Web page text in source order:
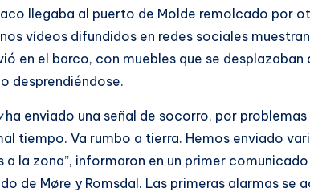
llegaba al puerto de Molde remolcado por
vídeos difundidos en redes sociales
en el barco, con muebles que se desplazaban
desprendiéndose.
ha enviado una señal de socorro, por problemas
tiempo. Va rumbo a tierra. Hemos enviado
la zona”, informaron en un primer
de Møre y Romsdal. Las primeras alarmas se